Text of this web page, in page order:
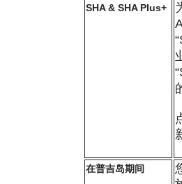
SHA & SHA Plus+
在普吉岛期间